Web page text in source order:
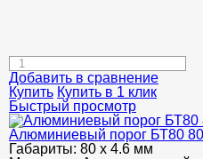
Добавить в сравнение
Купить Купить в 1 клик
Быстрый просмотр
Алюминиевый порог БТ80
Габариты: 80 х 4.6 мм